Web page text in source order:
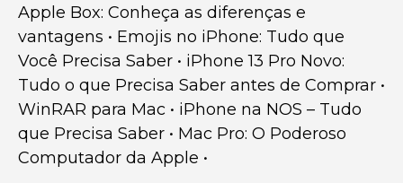
Apple Box: Conheça as diferenças e
vantagens • Emojis no iPhone: Tudo que
Você Precisa Saber • iPhone 13 Pro Novo:
Tudo o que Precisa Saber antes de Comprar •
WinRAR para Mac • iPhone na NOS – Tudo
que Precisa Saber • Mac Pro: O Poderoso
Computador da Apple •